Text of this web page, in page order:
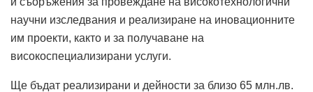
научни изследвания и реализиране на иновационните
им проекти, както и за получаване на
високоспециализирани услуги.
Ще бъдат реализирани и дейности за близо 65 млн.лв.